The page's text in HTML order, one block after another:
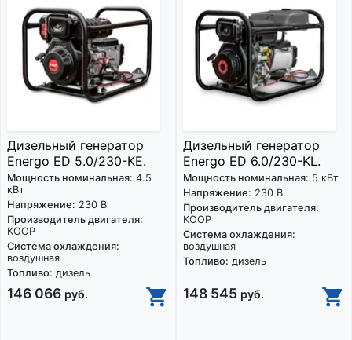
Дизельный генератор
Energo ED 5.0/230-KE.
Мощность номинальная: 4.5
кВт
Напряжение: 230 В
Производитель двигателя:
KOOP
Система охлаждения:
воздушная
Топливо: дизель
146 066 руб.
Дизельный генератор
Energo ED 6.0/230-KL.
Мощность номинальная: 5 кВт
Напряжение: 230 В
Производитель двигателя:
KOOP
Система охлаждения:
воздушная
Топливо: дизель
148 545 руб.